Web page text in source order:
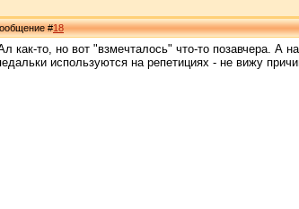
#18
как-то, но вот "взмечталось" что-то позавчера. А
используются на репетициях - не вижу